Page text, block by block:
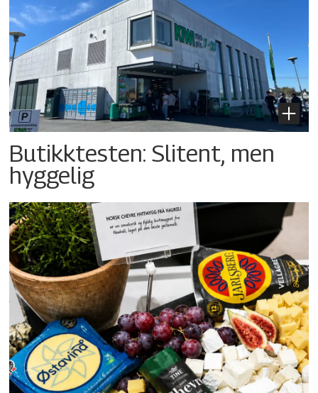
Butikktesten: Slitent, men
hyggelig